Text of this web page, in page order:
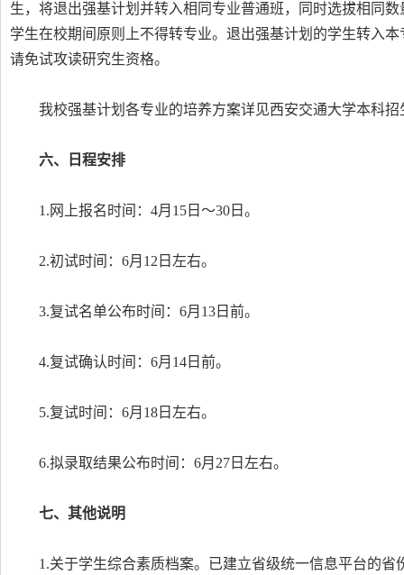
生，将退出强基计划并转入相同专业普通班，同时选拔相同
学生在校期间原则上不得转专业。退出强基计划的学生转入
请免试攻读研究生资格。
我校强基计划各专业的培养方案详见西安交通大学本科招
六、日程安排
1.网上报名时间：4月15日～30日。
2.初试时间：6月12日左右。
3.复试名单公布时间：6月13日前。
4.复试确认时间：6月14日前。
5.复试时间：6月18日左右。
6.拟录取结果公布时间：6月27日左右。
七、其他说明
1.关于学生综合素质档案。已建立省级统一信息平台的